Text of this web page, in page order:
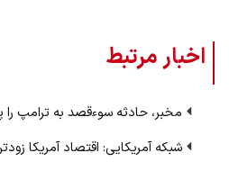
اخبار مرتبط
مخبر، حادثه سوءقصد به ترامپ را
شبکه آمریکایی: اقتصاد آمریکا